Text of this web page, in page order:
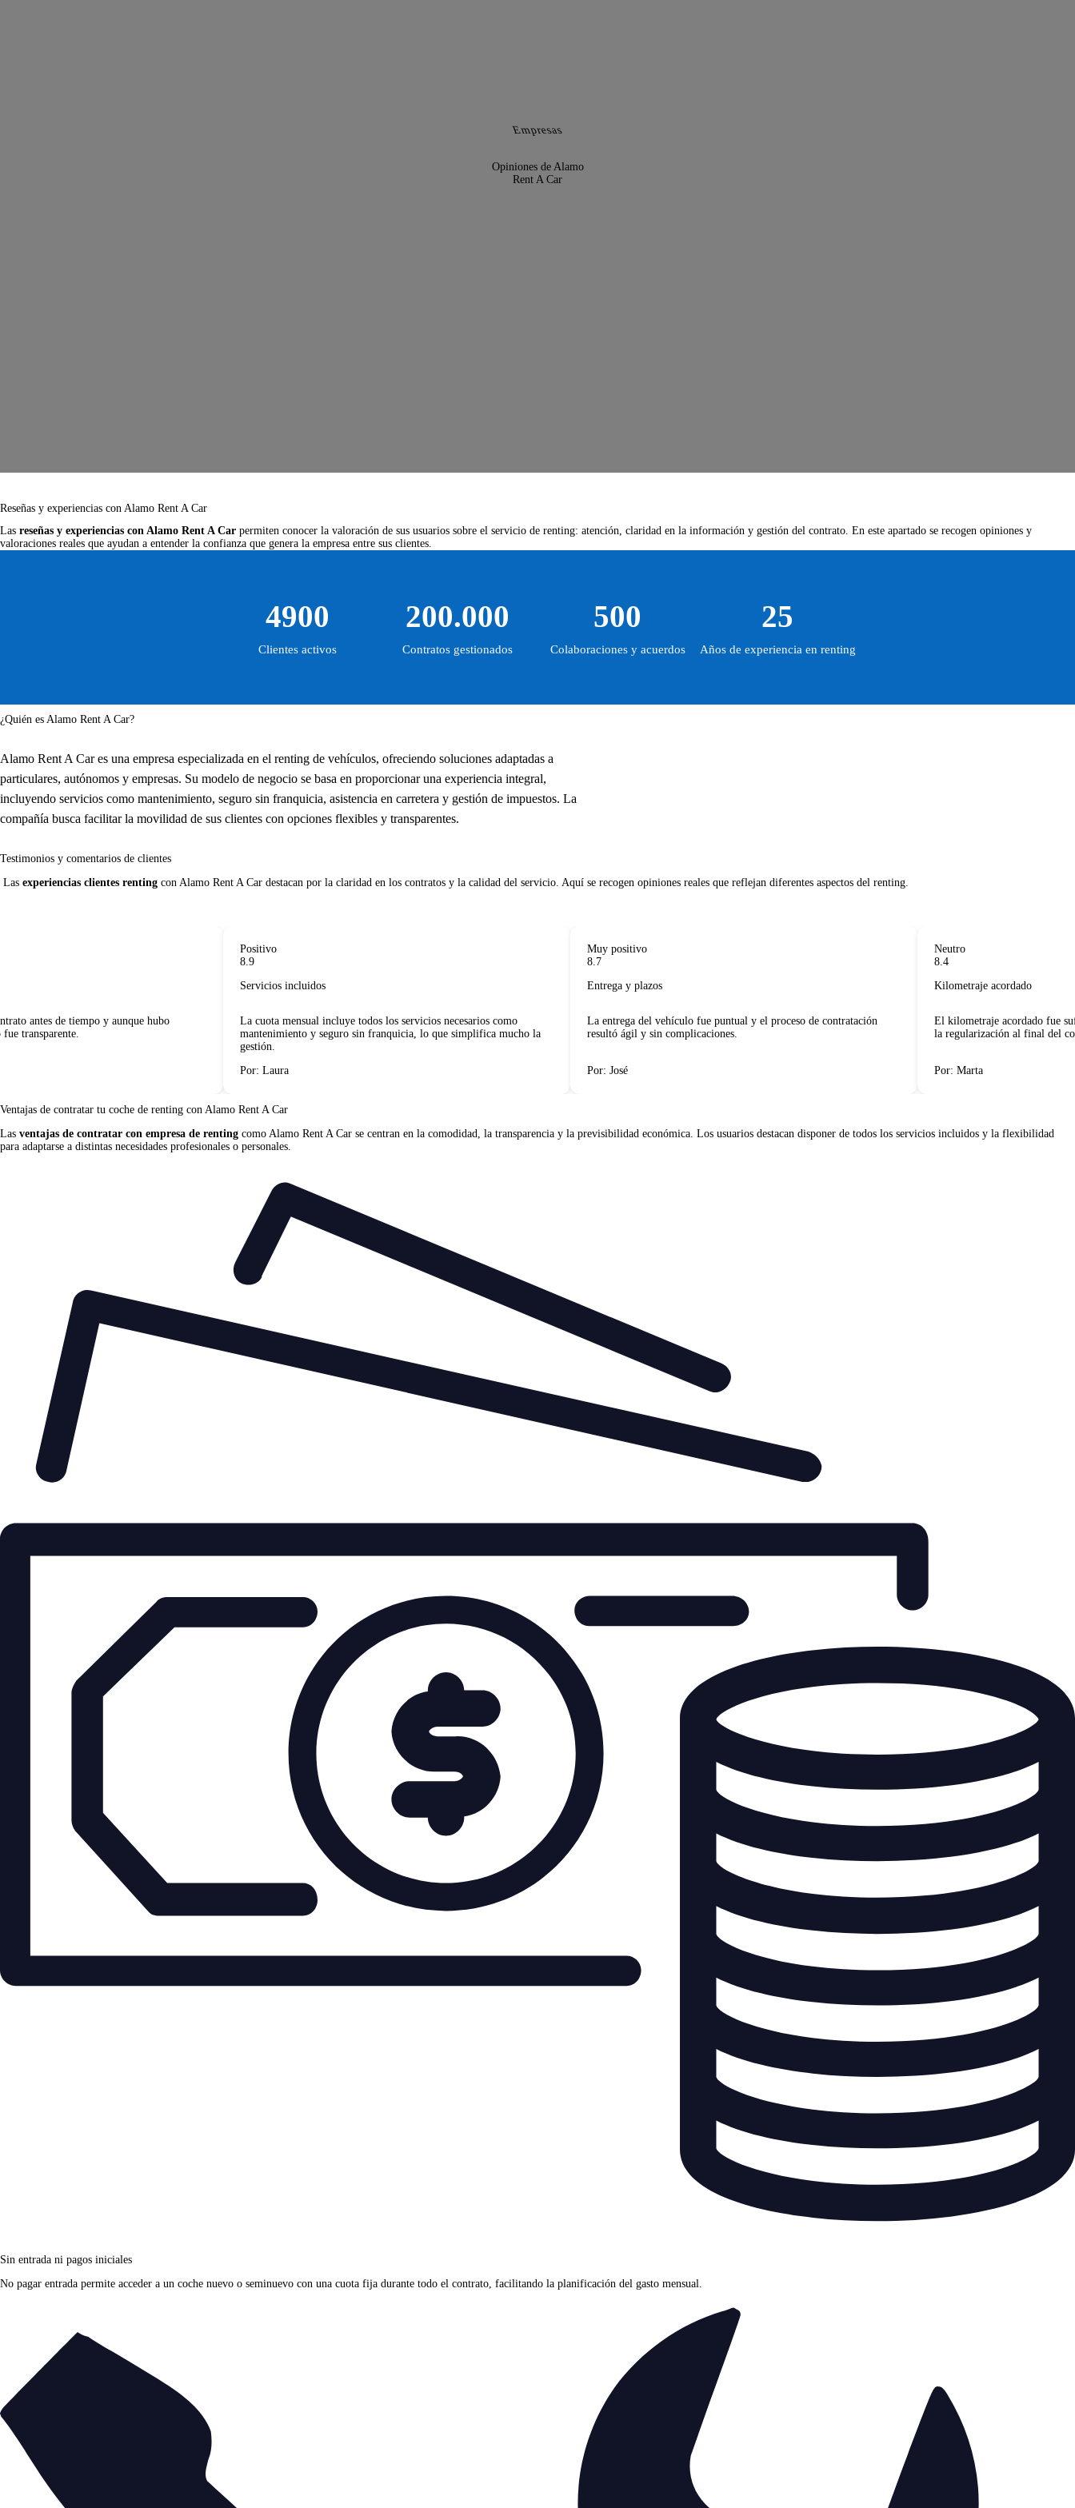
Empresas
Opiniones de Alamo
Rent A Car
Reseñas y experiencias con Alamo Rent A Car
Las reseñas y experiencias con Alamo Rent A Car permiten conocer la valoración de sus usuarios sobre el servicio de renting: atención, claridad en la información y gestión del contrato. En este apartado se recogen opiniones y
valoraciones reales que ayudan a entender la confianza que genera la empresa entre sus clientes.
4900
Clientes activos
200.000
Contratos gestionados
500
Colaboraciones y acuerdos
25
Años de experiencia en renting
¿Quién es Alamo Rent A Car?
Alamo Rent A Car es una empresa especializada en el renting de vehículos, ofreciendo soluciones adaptadas a
particulares, autónomos y empresas. Su modelo de negocio se basa en proporcionar una experiencia integral,
incluyendo servicios como mantenimiento, seguro sin franquicia, asistencia en carretera y gestión de impuestos. La
compañía busca facilitar la movilidad de sus clientes con opciones flexibles y transparentes.
Testimonios y comentarios de clientes
Las experiencias clientes renting con Alamo Rent A Car destacan por la claridad en los contratos y la calidad del servicio. Aquí se recogen opiniones reales que reflejan diferentes aspectos del renting.
antes de tiempo y aunque hubo
transparente.
Positivo
8.9
Servicios incluidos
La cuota mensual incluye todos los servicios necesarios como
mantenimiento y seguro sin franquicia, lo que simplifica mucho la
gestión.
Por: Laura
Muy positivo
8.7
Entrega y plazos
La entrega del vehículo fue puntual y el proceso de contratación
resultó ágil y sin complicaciones.
Por: José
Neutro
8.4
Kilometraje acordado
El kilometraje acordado fue
la regularización al final del
Por: Marta
Ventajas de contratar tu coche de renting con Alamo Rent A Car
Las ventajas de contratar con empresa de renting como Alamo Rent A Car se centran en la comodidad, la transparencia y la previsibilidad económica. Los usuarios destacan disponer de todos los servicios incluidos y la flexibilidad
para adaptarse a distintas necesidades profesionales o personales.
Sin entrada ni pagos iniciales
No pagar entrada permite acceder a un coche nuevo o seminuevo con una cuota fija durante todo el contrato, facilitando la planificación del gasto mensual.